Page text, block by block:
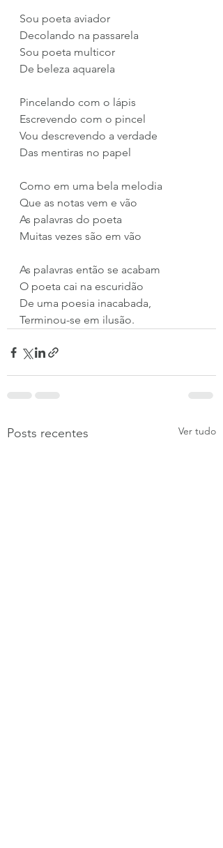
Sou poeta aviador
Decolando na passarela
Sou poeta multicor
De beleza aquarela
Pincelando com o lápis
Escrevendo com o pincel
Vou descrevendo a verdade
Das mentiras no papel
Como em uma bela melodia
Que as notas vem e vão
As palavras do poeta
Muitas vezes são em vão
As palavras então se acabam
O poeta cai na escuridão
De uma poesia inacabada,
Terminou-se em ilusão.
Posts recentes Ver tudo